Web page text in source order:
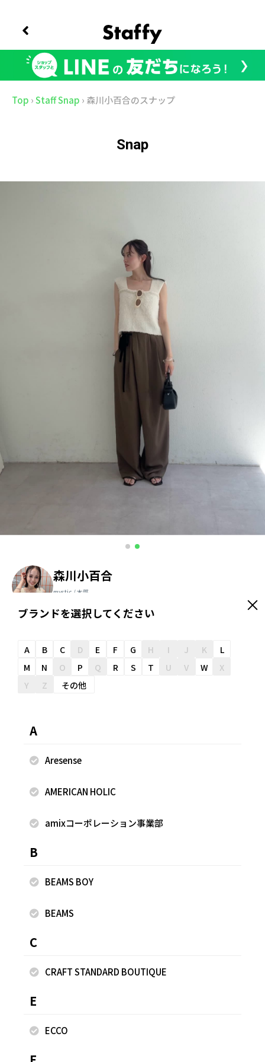
Top ›Staff Snap › 森川小百合のスナップ
Snap
森川小百合
mystic / 本部
友だち追加
柔らかいシャギーニットタンクは、夏には一枚できるのがお
落ち感のあるベロアリボンスラックス 丸みのあるシルエット
着用商品
ブランドを選択してください
A B C D E F G H I J K
L
M
N O P Q R S T U V W
X
Y
Z その他
A
Aresense
AMERICAN HOLIC
amixコーポレーション事業部
B
BEAMS BOY
BEAMS
C
CRAFT STANDARD BOUTIQUE
E
ECCO